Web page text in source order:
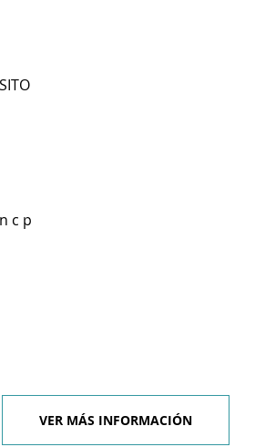
c p
VER MÁS INFORMACIÓN